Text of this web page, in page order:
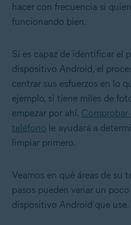
hacer con frecuencia si
funcionando bien.
Si es capaz de identificar el
dispositivo Android, el
centrar sus esfuerzos en lo
ejemplo, si tiene miles de
empezar por ahí. Comprobar
teléfono le ayudará a
limpiar primero.
Veamos en qué áreas de su
pasos pueden variar un
dispositivo Android que use.